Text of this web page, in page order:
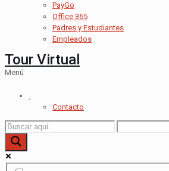
PayGo
Office 365
Padres y Estudiantes
Empleados
Tour Virtual
Menú
.
Contacto